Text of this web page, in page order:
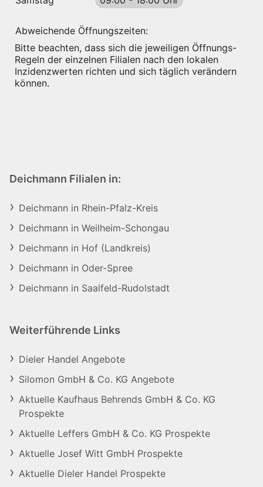
Abweichende Öffnungszeiten:
Bitte beachten, dass sich die jeweiligen Öffnungs-
Regeln der einzelnen Filialen nach den lokalen
Inzidenzwerten richten und sich täglich verändern
können.
Deichmann Filialen in:
Deichmann in Rhein-Pfalz-Kreis
Deichmann in Weilheim-Schongau
Deichmann in Hof (Landkreis)
Deichmann in Oder-Spree
Deichmann in Saalfeld-Rudolstadt
Weiterführende Links
Dieler Handel Angebote
Silomon GmbH & Co. KG Angebote
Aktuelle Kaufhaus Behrends GmbH & Co. KG
Prospekte
Aktuelle Leffers GmbH & Co. KG Prospekte
Aktuelle Josef Witt GmbH Prospekte
Aktuelle Dieler Handel Prospekte